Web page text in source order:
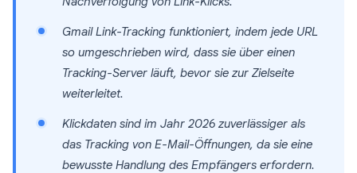
Gmail Link-Tracking funktioniert, indem jede URL
so umgeschrieben wird, dass sie über einen
Tracking-Server läuft, bevor sie zur Zielseite
weiterleitet.
Klickdaten sind im Jahr 2026 zuverlässiger als
das Tracking von E-Mail-Öffnungen, da sie eine
bewusste Handlung des Empfängers erfordern.